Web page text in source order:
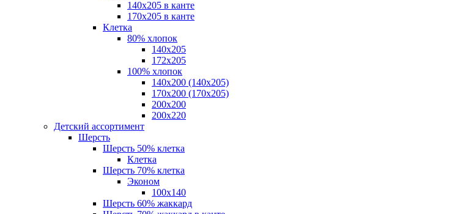
140х205 в канте
170х205 в канте
Клетка
80% хлопок
140x205
172х205
100% хлопок
140x200 (140х205)
170x200 (170х205)
200х200
200х220
Детский ассортимент
Шерсть
Шерсть 50% клетка
Клетка
Шерсть 70% клетка
Эконом
100x140
Шерсть 60% жаккард